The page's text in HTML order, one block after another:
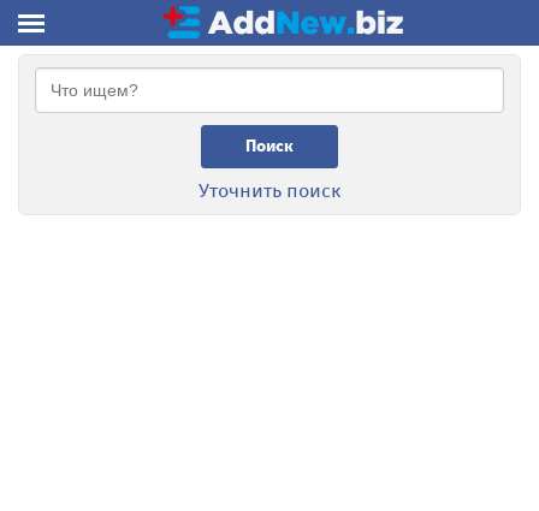
Поиск
Уточнить поиск